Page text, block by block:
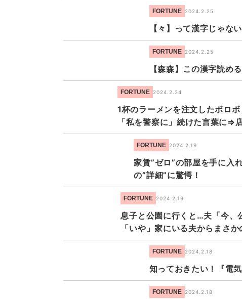
FORTUNE 2024.2.25
【々】って漢字じゃな
FORTUNE 2024.2.25
【森森】この漢字読め
FORTUNE 2024.2.24
1杯のラーメンを注文したボロ
「私を警察に」続けた言葉に⇒
FORTUNE 2024.2.19
家賃”ゼロ”の部屋を手に入
の”詳細”に驚愕！
FORTUNE 2024.2.19
息子と公園に行くと…夫「今、
「いや」家にいる夫からまさか
FORTUNE 2024.2.18
知っておきたい！『電
FORTUNE 2024.2.18